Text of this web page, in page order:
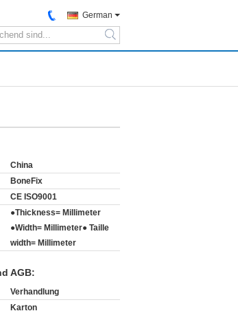
German
search
China
BoneFix
CE ISO9001
●Thickness= Millimeter
●Width= Millimeter● Taille
width= Millimeter
AGB:
Verhandlung
Karton